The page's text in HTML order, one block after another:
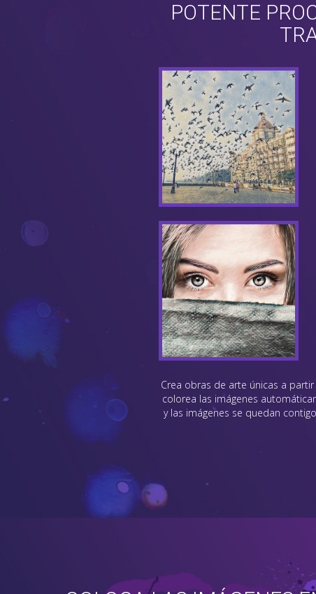
POTENTE
Crea obras de arte únicas a
colorea las imágenes
y las imágenes se quedan